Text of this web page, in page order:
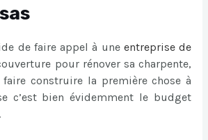
de faire appel à une entreprise de
pour rénover sa charpente,
construire la première chose à
c’est bien évidemment le budget